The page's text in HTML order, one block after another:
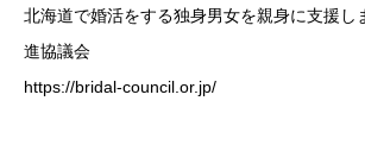
北海道で婚活をする独身男女を親身に支援し
進協議会
https://bridal-council.or.jp/